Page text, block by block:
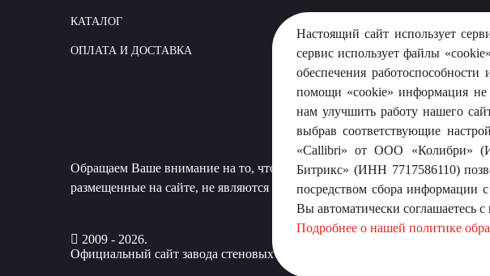
КАТАЛОГ
ОПЛАТА И ДОСТАВКА ВОПРОС-ОТВЕТ
Обращаем Ваше внимание на то, что данный сайт носит исключительно
размещенные на сайте, не являются публичной офертой.
2009 - 2026.
Официальный сайт завода стеновых материалов «Поревит»
Настоящий сайт использует
сервис использует файлы
обеспечения
помощи «cookie» информация не
нам улучшить работу нашего
выбрав соответствующие
«Callibri» от ООО «Колибри»
Битрикс» (ИНН 7717586110)
посредством сбора информации
Вы автоматически соглашаетесь
Подробнее о нашей политике